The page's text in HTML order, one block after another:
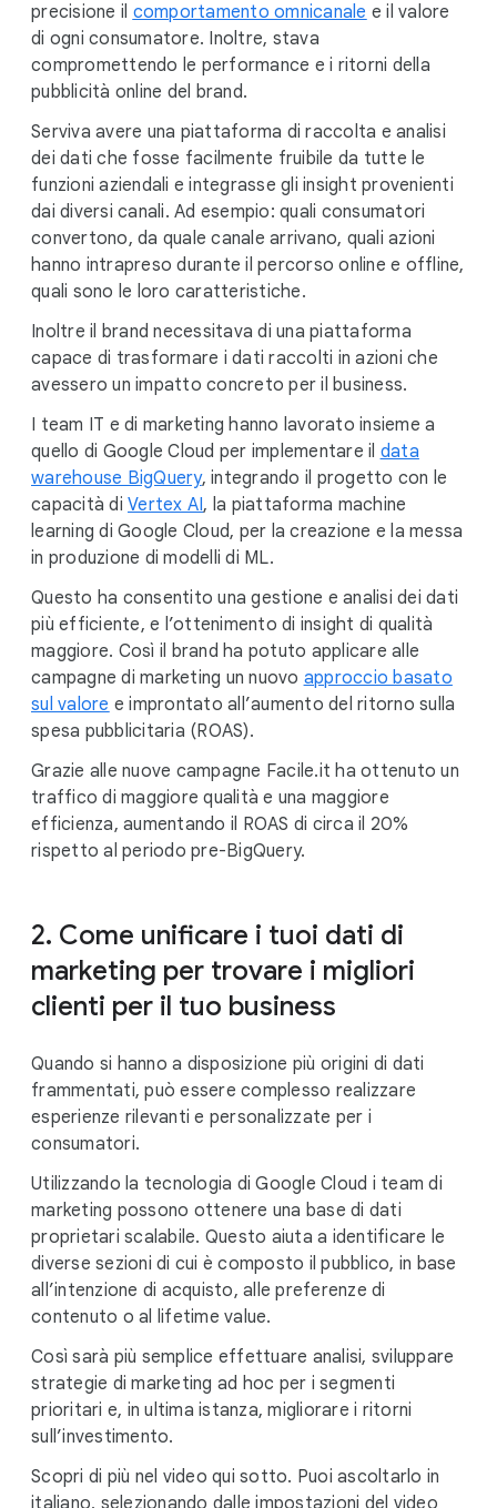
precisione il comportamento omnicanale e il valore
di ogni consumatore. Inoltre, stava
compromettendo le performance e i ritorni della
pubblicità online del brand.
Serviva avere una piattaforma di raccolta e analisi
dei dati che fosse facilmente fruibile da tutte le
funzioni aziendali e integrasse gli insight provenienti
dai diversi canali. Ad esempio: quali consumatori
convertono, da quale canale arrivano, quali azioni
hanno intrapreso durante il percorso online e offline,
quali sono le loro caratteristiche.
Inoltre il brand necessitava di una piattaforma
capace di trasformare i dati raccolti in azioni che
avessero un impatto concreto per il business.
I team IT e di marketing hanno lavorato insieme a
quello di Google Cloud per implementare il data
warehouse BigQuery, integrando il progetto con le
capacità di Vertex AI, la piattaforma machine
learning di Google Cloud, per la creazione e la messa
in produzione di modelli di ML.
Questo ha consentito una gestione e analisi dei dati
più efficiente, e l’ottenimento di insight di qualità
maggiore. Così il brand ha potuto applicare alle
campagne di marketing un nuovo approccio basato
sul valore e improntato all’aumento del ritorno sulla
spesa pubblicitaria (ROAS).
Grazie alle nuove campagne Facile.it ha ottenuto un
traffico di maggiore qualità e una maggiore
efficienza, aumentando il ROAS di circa il 20%
rispetto al periodo pre-BigQuery.
2. Come unificare i tuoi dati di
marketing per trovare i migliori
clienti per il tuo business
Quando si hanno a disposizione più origini di dati
frammentati, può essere complesso realizzare
esperienze rilevanti e personalizzate per i
consumatori.
Utilizzando la tecnologia di Google Cloud i team di
marketing possono ottenere una base di dati
proprietari scalabile. Questo aiuta a identificare le
diverse sezioni di cui è composto il pubblico, in base
all’intenzione di acquisto, alle preferenze di
contenuto o al lifetime value.
Così sarà più semplice effettuare analisi, sviluppare
strategie di marketing ad hoc per i segmenti
prioritari e, in ultima istanza, migliorare i ritorni
sull’investimento.
Scopri di più nel video qui sotto. Puoi ascoltarlo in
italiano, selezionando dalle impostazioni del video